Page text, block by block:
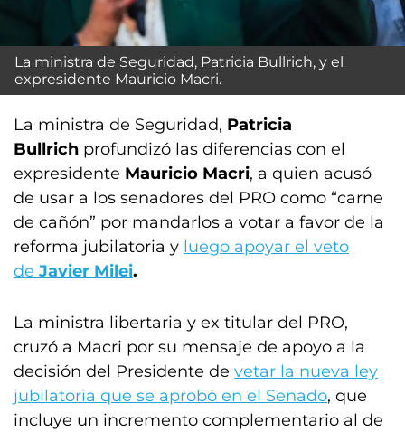
La ministra de Seguridad, Patricia Bullrich, y el
expresidente Mauricio Macri.
La ministra de Seguridad, Patricia
Bullrich profundizó las diferencias con el
expresidente Mauricio Macri, a quien acusó
de usar a los senadores del PRO como “carne
de cañón” por mandarlos a votar a favor de la
reforma jubilatoria y luego apoyar el veto
de Javier Milei.
La ministra libertaria y ex titular del PRO,
cruzó a Macri por su mensaje de apoyo a la
decisión del Presidente de vetar la nueva ley
jubilatoria que se aprobó en el Senado, que
incluye un incremento complementario al de